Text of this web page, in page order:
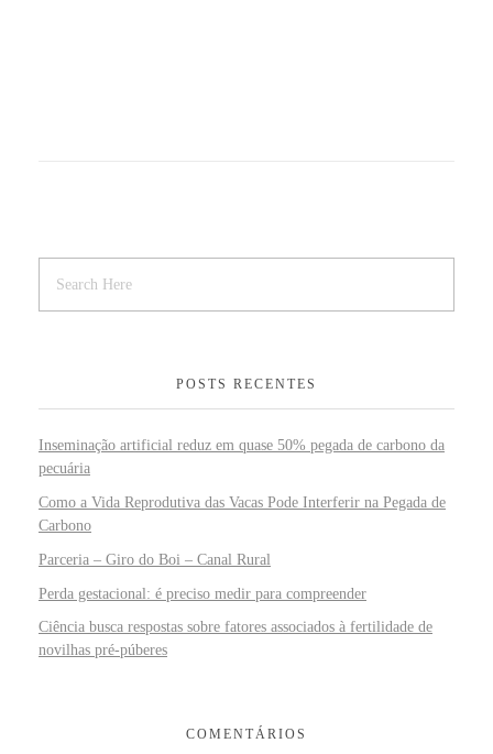
POSTS RECENTES
Inseminação artificial reduz em quase 50% pegada de carbono da
pecuária
Como a Vida Reprodutiva das Vacas Pode Interferir na Pegada de
Carbono
Parceria – Giro do Boi – Canal Rural
Perda gestacional: é preciso medir para compreender
Ciência busca respostas sobre fatores associados à fertilidade de
novilhas pré-púberes
COMENTÁRIOS